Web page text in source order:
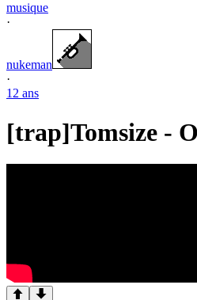
musique
·
nukeman
·
12 ans
[trap]Tomsize -